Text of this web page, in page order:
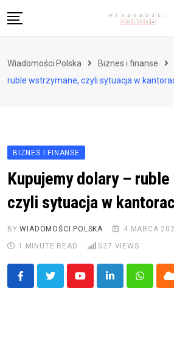
to
Zdrowie i styl życia
Wiadomości Polska Biznes i finanse
ruble wstrzymane, czyli sytuacja w
BIZNES I FINANSE
Kupujemy dolary –
czyli sytuacja w
BYWIADOMOŚCI POLSKA 4 MARCA
1 MINUTE READ
527 VIEWS
YoutubeLinkedIn